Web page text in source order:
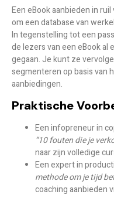
Een eBook aanbieden in
om eendatabase van
In tegenstelling tot een
de lezers van een eBook al
gegaan. Je kunt ze
segmenteren op basis van
aanbiedingen.
Praktische
Een infopreneur in
“10 fouten die je
naar zijn volledige
Een expert in
methode om je tijd
coaching aanbieden